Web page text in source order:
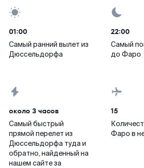
01:00
Самый ранний вылет из
Дюссельдорфа
22:00
Самый
до Фаро
около 3 часов
Самый быстрый
прямой перелет из
Дюссельдорфа туда и
обратно, найденный на
нашем сайте за
15
Фаро в